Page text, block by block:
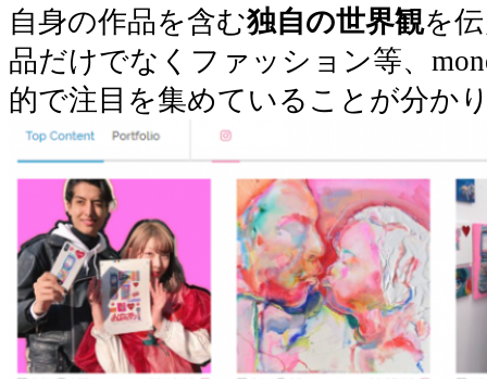
自身の作品を含む独自の世界観を
品だけでなくファッション等、
的で注目を集めていることが分か